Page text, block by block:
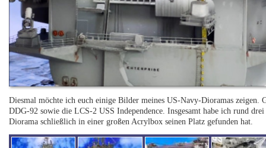
Diesmal möchte ich euch einige Bilder meines US-Navy-Dioramas
DDG-92 sowie die LCS-2 USS Independence. Insgesamt habe ich rund
Diorama schließlich in einer großen Acrylbox seinen Platz gefunden hat.